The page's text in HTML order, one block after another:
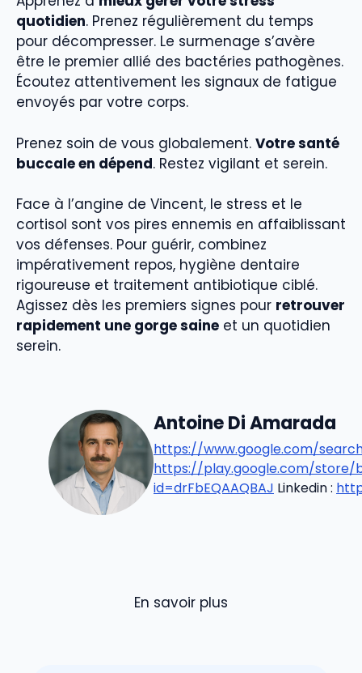
quotidien. Prenez régulièrement du temps
pour décompresser. Le surmenage s’avère
être le premier allié des bactéries pathogènes.
Écoutez attentivement les signaux de fatigue
envoyés par votre corps.
Prenez soin de vous globalement. Votre santé
buccale en dépend. Restez vigilant et serein.
Face à l’angine de Vincent, le stress et le
cortisol sont vos pires ennemis en affaiblissant
vos défenses. Pour guérir, combinez
impérativement repos, hygiène dentaire
rigoureuse et traitement antibiotique ciblé.
Agissez dès les premiers signes pour retrouver
rapidement une gorge saine et un quotidien
serein.
Antoine Di Amarada
https://www.google.com/
https://play.google.com/store/
id=drFbEQAAQBAJ Linkedin :
En savoir plus